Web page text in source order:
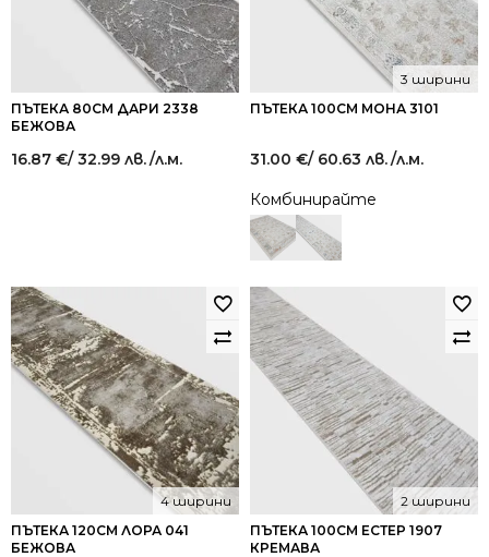
ПЪТЕКА 80СМ ДАРИ 2338
БЕЖОВА
16.87 €/ 32.99 лв./л.м.
ПЪТЕКА 100СМ МОНА 3101
3 ширини
31.00 €/ 60.63 лв./л.м.
Комбинирайте
ПЪТЕКА 120СМ ЛОРА 041
БЕЖОВА
4 ширини
ПЪТЕКА 100СМ ЕСТЕР 1907
КРЕМАВА
2 ширини